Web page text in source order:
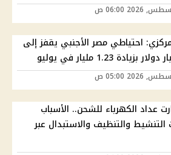
احتياطي مصر الأجنبي يقفز إلى
عداد الكهرباء للشحن.. الأسباب
والتنظيف والاستبدال عبر